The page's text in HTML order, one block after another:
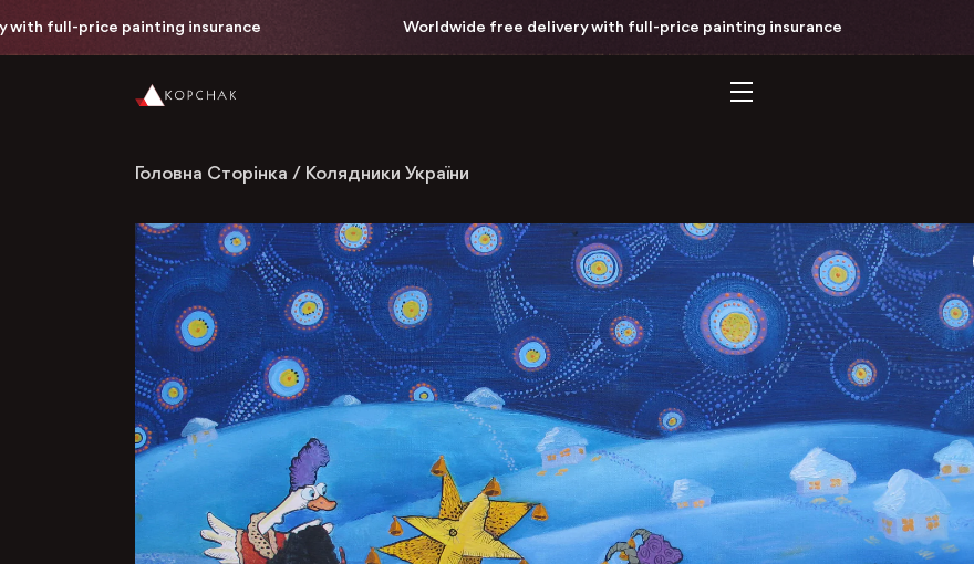
full-price painting insurance Worldwide free delivery with full-price painting insurance
Головна Сторінка / Колядники України